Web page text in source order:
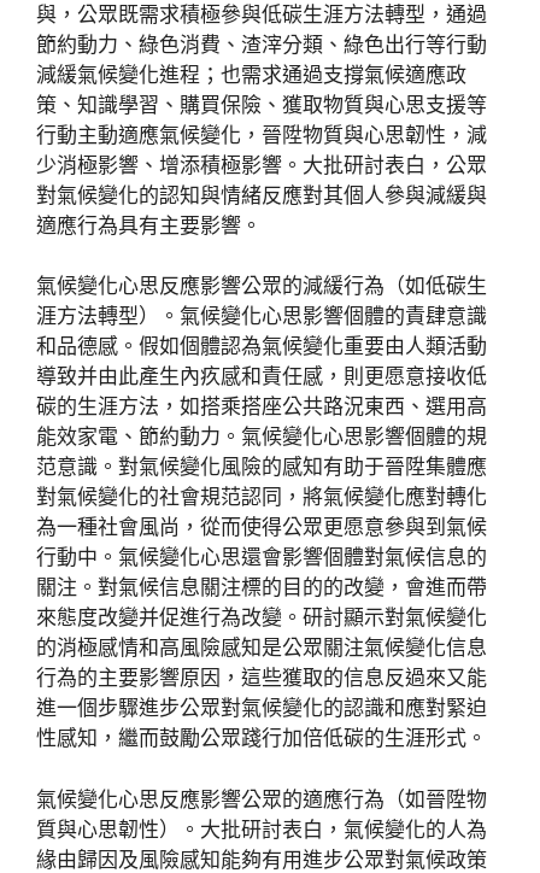
與，公眾既需求積極參與低碳生涯方法轉型，通過
節約動力、綠色消費、渣滓分類、綠色出行等行動
減緩氣候變化進程；也需求通過支撐氣候適應政
策、知識學習、購買保險、獲取物質與心思支援等
行動主動適應氣候變化，晉陞物質與心思韌性，減
少消極影響、增添積極影響。大批研討表白，公眾
對氣候變化的認知與情緒反應對其個人參與減緩與
適應行為具有主要影響。
氣候變化心思反應影響公眾的減緩行為（如低碳生
涯方法轉型）。氣候變化心思影響個體的責肆意識
和品德感。假如個體認為氣候變化重要由人類活動
導致并由此產生內疚感和責任感，則更愿意接收低
碳的生涯方法，如搭乘搭座公共路況東西、選用高
能效家電、節約動力。氣候變化心思影響個體的規
范意識。對氣候變化風險的感知有助于晉陞集體應
對氣候變化的社會規范認同，將氣候變化應對轉化
為一種社會風尚，從而使得公眾更愿意參與到氣候
行動中。氣候變化心思還會影響個體對氣候信息的
關注。對氣候信息關注標的目的的改變，會進而帶
來態度改變并促進行為改變。研討顯示對氣候變化
的消極感情和高風險感知是公眾關注氣候變化信息
行為的主要影響原因，這些獲取的信息反過來又能
進一個步驟進步公眾對氣候變化的認識和應對緊迫
性感知，繼而鼓勵公眾踐行加倍低碳的生涯形式。
氣候變化心思反應影響公眾的適應行為（如晉陞物
質與心思韌性）。大批研討表白，氣候變化的人為
緣由歸因及風險感知能夠有用進步公眾對氣候政策